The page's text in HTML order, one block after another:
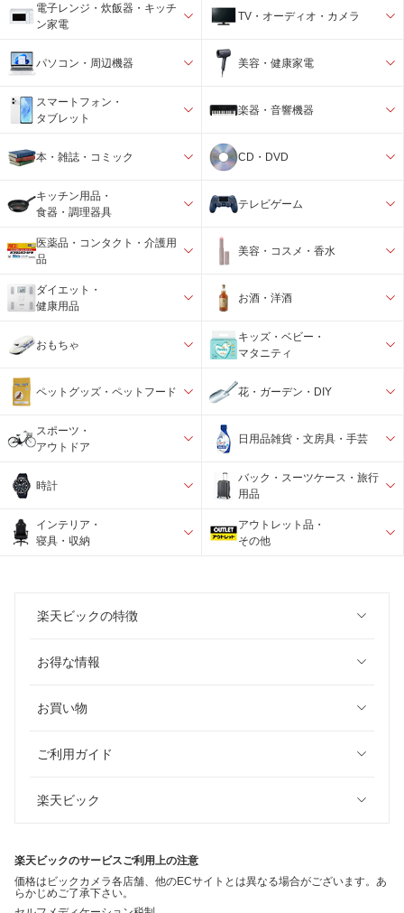
電子レンジ・炊飯器・キッチ
ン家電
TV・オーディオ・カメラ
パソコン・周辺機器 美容・健康家電
スマートフォン・
タブレット
楽器・音響機器
本・雑誌・コミック CD・DVD
キッチン用品・
食器・調理器具
テレビゲーム
医薬品・コンタクト・介護用
品
美容・コスメ・香水
ダイエット・
健康用品
お酒・洋酒
おもちゃ
キッズ・ベビー・
マタニティ
ペットグッズ・ペットフード 花・ガーデン・DIY
スポーツ・
アウトドア
日用品雑貨・文房具・手芸
時計
バック・スーツケース・旅行
用品
インテリア・
寝具・収納
アウトレット品・
その他
楽天ビックの特徴
お得な情報
お買い物
ご利用ガイド
楽天ビック
楽天ビックのサービスご利用上の注意
価格はビックカメラ各店舗、他のECサイトとは異なる場合がございます。あ
らかじめご了承下さい。